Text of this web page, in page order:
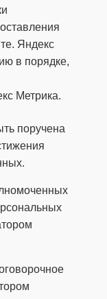
Яндекс
в порядке,
Метрика.
поручена